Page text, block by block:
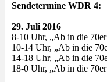
Sendetermine WDR 4:
29. Juli 2016
8-10 Uhr, „Ab in die
10-14 Uhr, „Ab in die
14-18 Uhr, „Ab in die
18-0 Uhr, „Ab in die